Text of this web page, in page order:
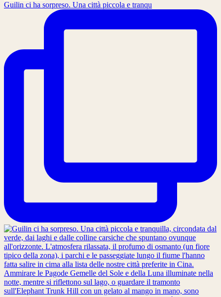
Guilin ci ha sorpreso. Una città piccola e tranqu